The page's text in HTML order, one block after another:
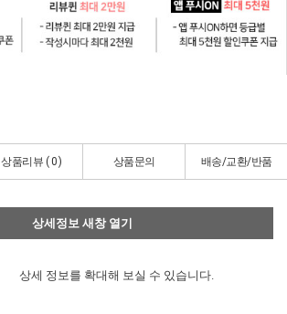
상품리뷰 ( 0) 상품문의 배송/교환/반품
상세정보 새창 열기
상세 정보를 확대해 보실 수 있습니다.